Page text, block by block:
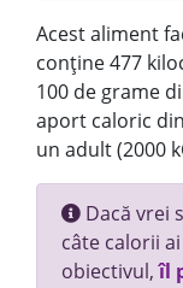
Acest aliment
conține 477
100 de grame
aport caloric
un adult (2000
Dacă vrei
câte calorii
obiectivul,îl